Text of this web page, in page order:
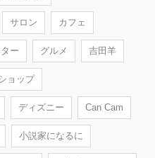
サロン カフェ
ー グルメ 吉田羊
ョップ
ディズニー Can Cam
小説家になるに